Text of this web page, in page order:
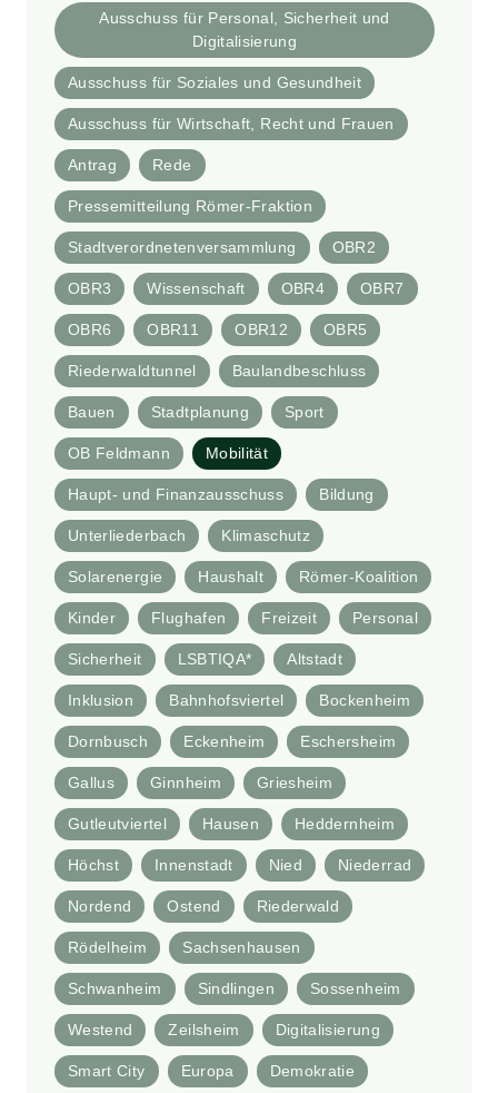
Ausschuss für Personal, Sicherheit und
Digitalisierung
Ausschuss für Soziales und Gesundheit
Ausschuss für Wirtschaft, Recht und Frauen
Antrag Rede
Pressemitteilung Römer-Fraktion
Stadtverordnetenversammlung OBR2
OBR3 Wissenschaft OBR4 OBR7
OBR6 OBR11 OBR12 OBR5
Riederwaldtunnel Baulandbeschluss
Bauen Stadtplanung Sport
OB Feldmann Mobilität
Haupt- und Finanzausschuss Bildung
Unterliederbach Klimaschutz
Solarenergie Haushalt Römer-Koalition
Kinder Flughafen Freizeit Personal
Sicherheit LSBTIQA* Altstadt
Inklusion Bahnhofsviertel Bockenheim
Dornbusch Eckenheim Eschersheim
Gallus Ginnheim Griesheim
Gutleutviertel Hausen Heddernheim
Höchst Innenstadt Nied Niederrad
Nordend Ostend Riederwald
Rödelheim Sachsenhausen
Schwanheim Sindlingen Sossenheim
Westend Zeilsheim Digitalisierung
Smart City Europa Demokratie